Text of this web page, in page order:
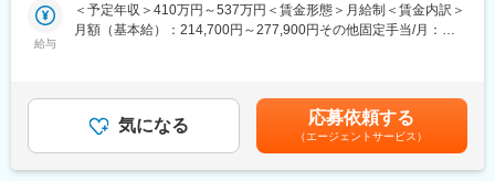
【CRCのやりがい】
CRCが集めている臨床データは、新薬の承認申請に欠かせない根
接聞けることもあります。患者様や医療機関から「ありがとう」
と感謝の言葉をいただけたときの喜びは、ひとしおです。
給与
＜予定年収＞410万円～537万円＜賃金形態＞月給制＜賃金内訳＞
月額（基本給）：214,700円～277,900円その他固定手当/月：
CRC手当・休日連絡対応手当■賞与：年2回（6月、12月）／昇
給：年1回（10月）※業績に応じ、決算賞与（秋季賞与）支給の場
合あり（10月）■時間外・休日出勤手当等の割増賃金は別途支給
賃金はあくまでも目安の金額であり、選考を通じて上下する可能
気になる 応募依頼する
（エージェントサービス）